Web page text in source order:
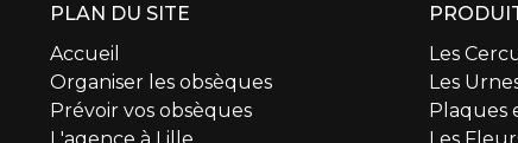
PLAN DU SITE
Accueil
Organiser les obsèques
Prévoir vos obsèques
Les
Les
Plaques